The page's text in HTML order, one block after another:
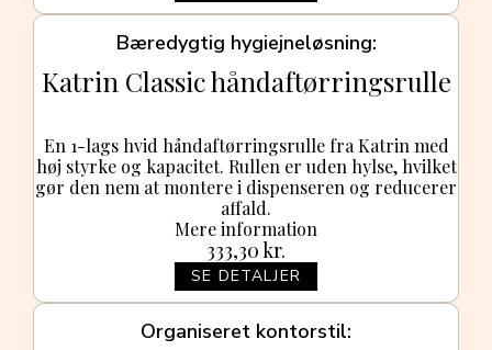
Bæredygtig hygiejneløsning
Katrin Classic håndaftørringsrulle
En 1-lags hvid håndaftørringsrulle fra Katrin med
høj styrke og kapacitet. Rullen er uden hylse, hvilket
gør den nem at montere i dispenseren og reducerer
affald.
333,30kr.
SE DETALJER
Mere information
Organiseret kontorstil